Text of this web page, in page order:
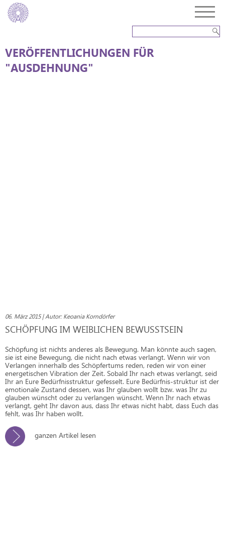
VERÖFFENTLICHUNGEN FÜR
"AUSDEHNUNG"
06. März 2015 | Autor: Keoania Korndörfer
SCHÖPFUNG IM WEIBLICHEN BEWUSSTSEIN
Schöpfung ist nichts anderes als Bewegung. Man könnte auch sagen,
sie ist eine Bewegung, die nicht nach etwas verlangt. Wenn wir von
Verlangen innerhalb des Schöpfertums reden, reden wir von einer
energetischen Vibration der Zeit. Sobald Ihr nach etwas verlangt, seid
Ihr an Eure Bedürfnisstruktur gefesselt. Eure Bedürfnis-struktur ist der
emotionale Zustand dessen, was Ihr glauben wollt bzw. was Ihr zu
glauben wünscht oder zu verlangen wünscht. Wenn Ihr nach etwas
verlangt, geht Ihr davon aus, dass Ihr etwas nicht habt, dass Euch das
fehlt, was Ihr haben wollt.
ganzen Artikel lesen